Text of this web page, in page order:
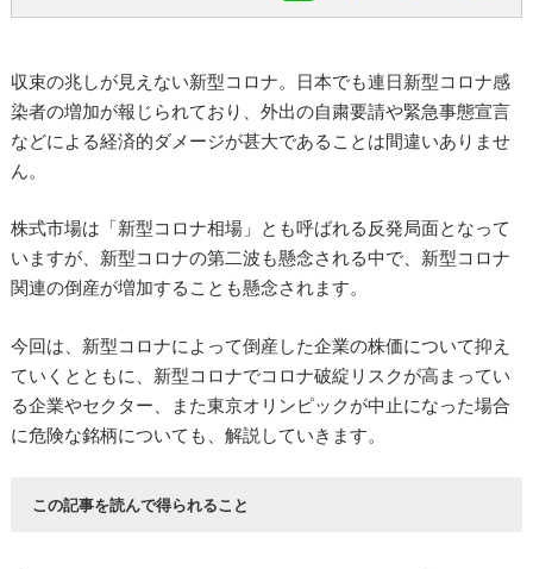
収束の兆しが見えない新型コロナ。日本でも連日新型コロナ感
染者の増加が報じられており、外出の自粛要請や緊急事態宣言
などによる経済的ダメージが甚大であることは間違いありませ
ん。
株式市場は「新型コロナ相場」とも呼ばれる反発局面となって
いますが、新型コロナの第二波も懸念される中で、新型コロナ
関連の倒産が増加することも懸念されます。
今回は、新型コロナによって倒産した企業の株価について抑え
ていくとともに、新型コロナでコロナ破綻リスクが高まってい
る企業やセクター、また東京オリンピックが中止になった場合
に危険な銘柄についても、解説していきます。
この記事を読んで得られること